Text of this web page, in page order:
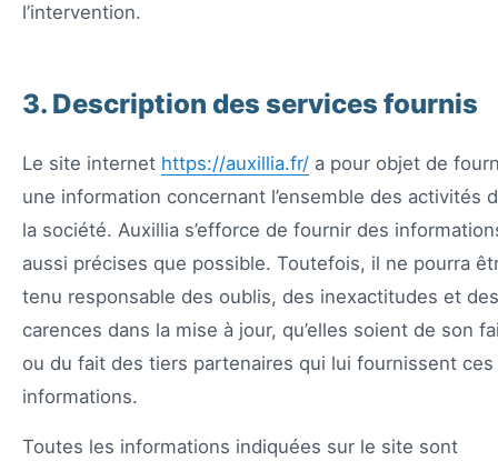
l’intervention.
3. Description des services fournis
Le site internet https://auxillia.fr/ a pour objet de
une information concernant l’ensemble des activités
la société. Auxillia s’efforce de fournir des
aussi précises que possible. Toutefois, il ne pourra
tenu responsable des oublis, des inexactitudes et des
carences dans la mise à jour, qu’elles soient de son
ou du fait des tiers partenaires qui lui fournissent ces
informations.
Toutes les informations indiquées sur le site sont